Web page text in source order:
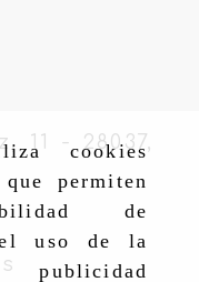
cookies
permiten
de
el uso de la
11 - 28037,
ventas